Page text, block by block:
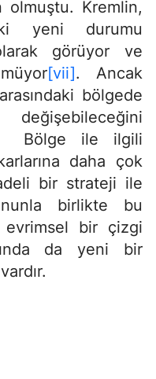
Kremlin,
yeni durumu
görüyor ve
[vii]. Ancak
bölgede
Bölge ile ilgili
daha çok
bir strateji ile
birlikte bu
bir çizgi
da yeni bir